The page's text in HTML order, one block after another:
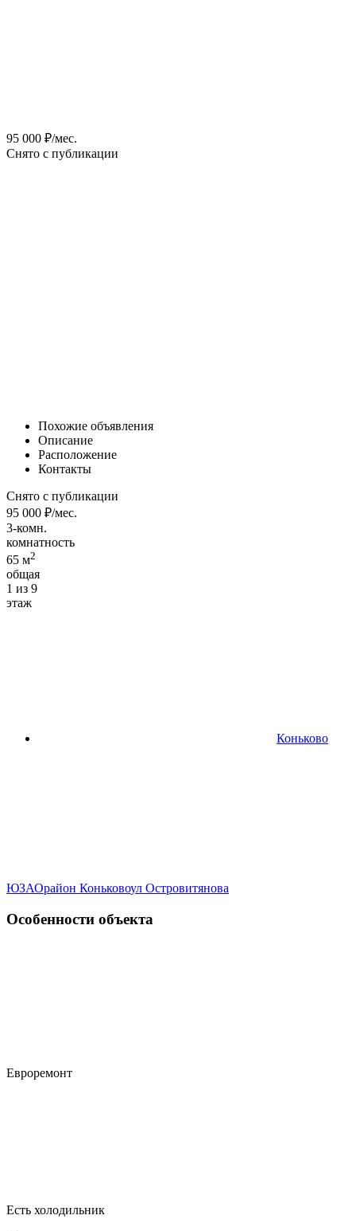
95 000 ₽/мес.
Снято с публикации
Похожие объявления
Описание
Расположение
Контакты
Снято с публикации
95 000 ₽/мес.
3-комн.
комнатность
65 м2
общая
1 из 9
этаж
Коньково
ЮЗАОрайон Коньковоул Островитянова
Особенности объекта
Евроремонт
Есть холодильник